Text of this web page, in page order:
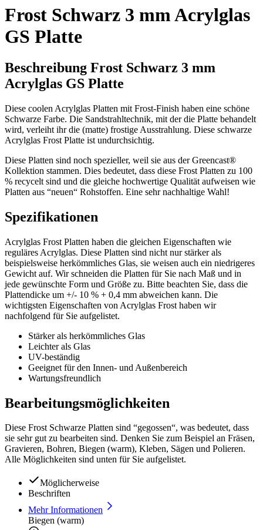
Frost Schwarz 3 mm Acrylglas
GS Platte
Beschreibung Frost Schwarz 3 mm
Acrylglas GS Platte
Diese coolen Acrylglas Platten mit Frost-Finish haben eine schöne
Schwarze Farbe. Die Sandstrahltechnik, mit der die Platte behandelt
wird, verleiht ihr die (matte) frostige Ausstrahlung. Diese schwarze
Acrylglas Frost Platte ist undurchsichtig.
Diese Platten sind noch spezieller, weil sie aus der Greencast®
Kollektion stammen. Dies bedeutet, dass diese Frost Platten zu 100
% recycelt sind und die gleiche hochwertige Qualität aufweisen wie
Platten aus “neuen“ Rohstoffen. Eine sehr nachhaltige Wahl!
Spezifikationen
Acrylglas Frost Platten haben die gleichen Eigenschaften wie
reguläres Acrylglas. Diese Platten sind nicht nur stärker als
beispielsweise herkömmliches Glas, sie weisen auch ein niedrigeres
Gewicht auf. Wir schneiden die Platten für Sie nach Maß und in
jede gewünschte Form und Größe zu. Bitte beachten Sie, dass die
Plattendicke um +/- 10 % + 0,4 mm abweichen kann. Die
wichtigsten Eigenschaften von Acrylglas Frost haben wir
nachfolgend für Sie aufgelistet.
Stärker als herkömmliches Glas
Leichter als Glas
UV-beständig
Geeignet für den Innen- und Außenbereich
Wartungsfreundlich
Bearbeitungsmöglichkeiten
Diese Frost Schwarze Platten sind “gegossen“, was bedeutet, dass
sie sehr gut zu bearbeiten sind. Denken Sie zum Beispiel an Fräsen,
Gravieren, Bohren, Biegen (warm), Kleben, Sägen und Polieren.
Alle Möglichkeiten sind unten für Sie aufgelistet.
Möglicherweise
Beschriften
Mehr Informationen
Biegen (warm)